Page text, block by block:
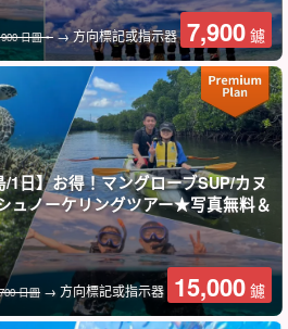
日圓。→ 方向標記或指示器 7,900 鑢
日】お得！マングローブSUP/カヌ
ュノーケリングツアー★写真無料＆
日圓 → 方向標記或指示器 15,000 鑢